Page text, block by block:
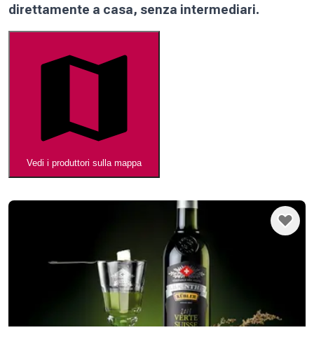
direttamente a casa, senza intermediari.
Vedi i produttori sulla mappa